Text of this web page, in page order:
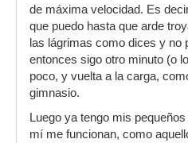
de máxima velocidad. Es
que puedo hasta que arde
las lágrimas como dices y no
entonces sigo otro minuto (o
poco, y vuelta a la carga,
gimnasio.
Luego ya tengo mis
mí me funcionan, como